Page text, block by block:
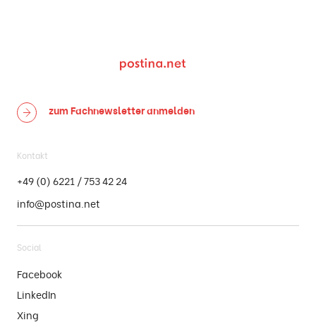
zum Fachnewsletteranmelden
Kontakt
+49 (0) 6221 / 753 42 24
info@postina.net
Social
Facebook
LinkedIn
Xing